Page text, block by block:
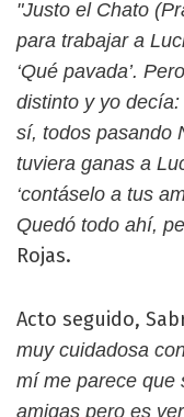
"Justo el Chato
para trabajar a
‘Qué pavada’.
distinto y yo decía:
sí, todos pasando
tuviera ganas a
‘contáselo a tus
Quedó todo ahí,
Rojas.
Acto seguido,
muy cuidadosa
mí me parece que
amigas pero es